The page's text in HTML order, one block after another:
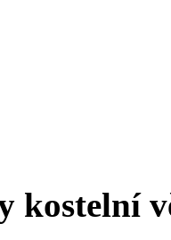
kostelní